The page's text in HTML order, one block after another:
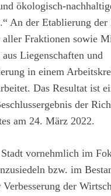
ökologisch-
An der Etablierung
aller Fraktionen sowie
Liegenschaften und
in einem
Das Resultat ist
der
am 24. März 2022.
vornehmlich im
bzw. im
der